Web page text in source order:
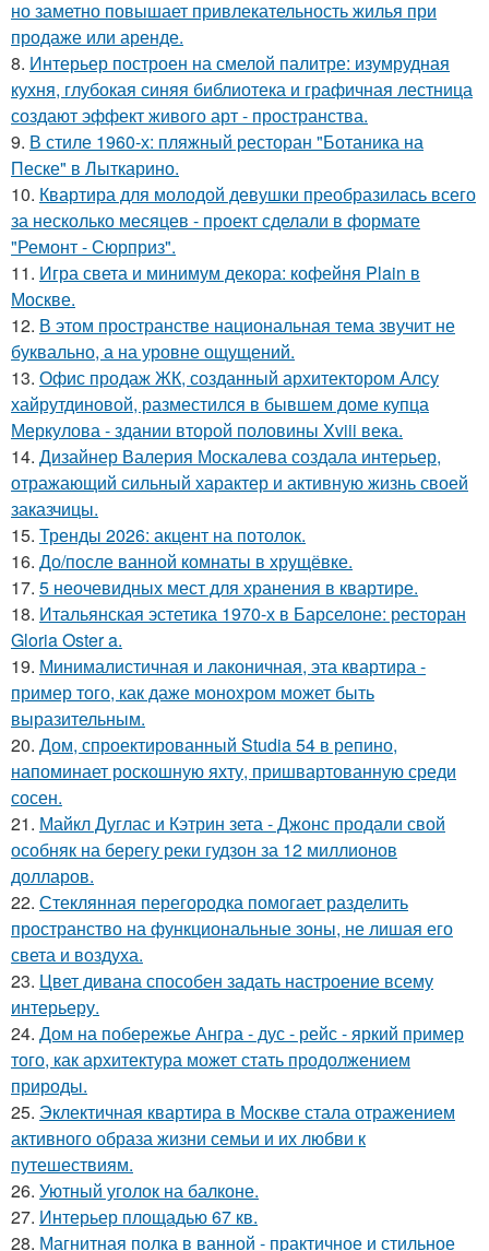
но заметно повышает привлекательность жилья при
продаже или аренде.
8. Интерьер построен на смелой палитре: изумрудная
кухня, глубокая синяя библиотека и графичная лестница
создают эффект живого арт - пространства.
9. В стиле 1960-х: пляжный ресторан "Ботаника на
Песке" в Лыткарино.
10. Квартира для молодой девушки преобразилась всего
за несколько месяцев - проект сделали в формате
"Ремонт - Сюрприз".
11. Игра света и минимум декора: кофейня Plain в
Москве.
12. В этом пространстве национальная тема звучит не
буквально, а на уровне ощущений.
13. Офис продаж ЖК, созданный архитектором Алсу
хайрутдиновой, разместился в бывшем доме купца
Меркулова - здании второй половины Xviii века.
14. Дизайнер Валерия Москалева создала интерьер,
отражающий сильный характер и активную жизнь своей
заказчицы.
15. Тренды 2026: акцент на потолок.
16. До/после ванной комнаты в хрущёвке.
17. 5 неочевидных мест для хранения в квартире.
18. Итальянская эстетика 1970-х в Барселоне: ресторан
Gloria Oster a.
19. Минималистичная и лаконичная, эта квартира -
пример того, как даже монохром может быть
выразительным.
20. Дом, спроектированный Studia 54 в репино,
напоминает роскошную яхту, пришвартованную среди
сосен.
21. Майкл Дуглас и Кэтрин зета - Джонс продали свой
особняк на берегу реки гудзон за 12 миллионов
долларов.
22. Стеклянная перегородка помогает разделить
пространство на функциональные зоны, не лишая его
света и воздуха.
23. Цвет дивана способен задать настроение всему
интерьеру.
24. Дом на побережье Ангра - дус - рейс - яркий пример
того, как архитектура может стать продолжением
природы.
25. Эклектичная квартира в Москве стала отражением
активного образа жизни семьи и их любви к
путешествиям.
26. Уютный уголок на балконе.
27. Интерьер площадью 67 кв.
28. Магнитная полка в ванной - практичное и стильное